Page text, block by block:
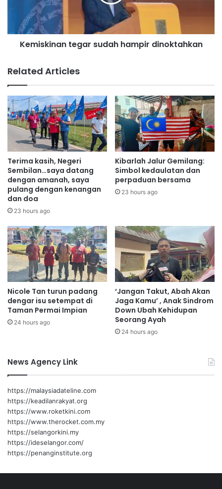
m
a
s
u
m
b
g
a
n
k
e
w
n
g
a
n
a
g
a
r
s
u
d
h
a
m
p
i
r
i
n
o
k
t
a
h
k
a
n
Kemiskinan tegar sudah hampir dinoktahkan
Related Articles
Terima kasih, Negeri
Sembilan…saya datang
dengan amanah, saya
pulang dengan kenangan
dan doa
23 hours ago
Kibarlah Jalur Gemilang:
Simbol kedaulatan dan
perpaduan bersama
23 hours ago
Nicole Tan turun padang
dengar isu setempat di
Taman Permai Impian
24 hours ago
‘Jangan Takut, Abah Akan
Jaga Kamu’ , Anak Sindrom
Down Ubah Kehidupan
Seorang Ayah
24 hours ago
News Agency Link
https://malaysiadateline.com
https://keadilanrakyat.org
https://www.roketkini.com
https://www.therocket.com.my
https://selangorkini.my
https://ideselangor.com/
https://penanginstitute.org